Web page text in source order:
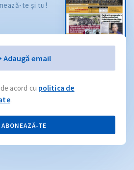
te și tu!
Adaugă email
acord cu politica de
.
ABONEAZĂ-TE